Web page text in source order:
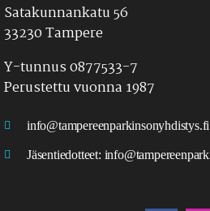
Satakunnankatu 56
33230 Tampere
Y-tunnus 0877533-7
Perustettu vuonna 1987
info@tampereenparkinsonyhdistys.fi
Jäsentiedotteet: